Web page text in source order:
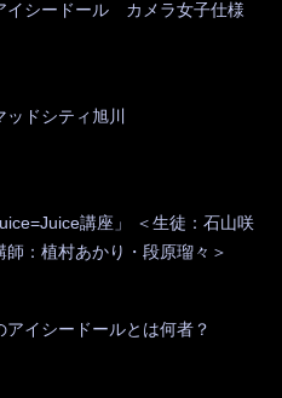
イシードール カメラ女子仕様
ッドシティ旭川
講座」 ＜生徒：石山咲
師：植村あかり・段原瑠々＞
イシードールとは何者？